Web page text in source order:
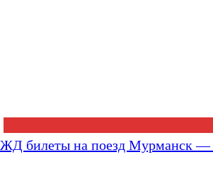
ЖД билеты на поезд Мурманск —